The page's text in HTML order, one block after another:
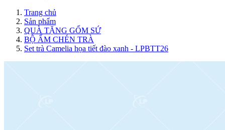
Trang chủ
Sản phẩm
QUÀ TẶNG GỐM SỨ
BỘ ẤM CHÉN TRÀ
Set trà Camelia họa tiết đào xanh - LPBTT26